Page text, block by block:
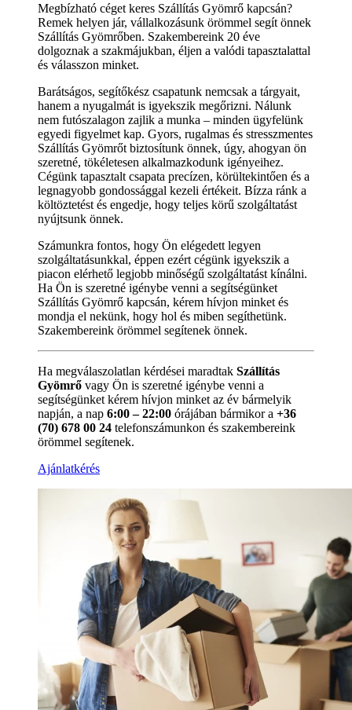
Megbízható céget keres Szállítás Gyömrő kapcsán?
Remek helyen jár, vállalkozásunk örömmel segít önnek
Szállítás Gyömrőben. Szakembereink 20 éve
dolgoznak a szakmájukban, éljen a valódi tapasztalattal
és válasszon minket.
Barátságos, segítőkész csapatunk nemcsak a tárgyait,
hanem a nyugalmát is igyekszik megőrizni. Nálunk
nem futószalagon zajlik a munka – minden ügyfelünk
egyedi figyelmet kap. Gyors, rugalmas és stresszmentes
Szállítás Gyömrőt biztosítunk önnek, úgy, ahogyan ön
szeretné, tökéletesen alkalmazkodunk igényeihez.
Cégünk tapasztalt csapata precízen, körültekintően és a
legnagyobb gondossággal kezeli értékeit. Bízza ránk a
költöztetést és engedje, hogy teljes körű szolgáltatást
nyújtsunk önnek.
Számunkra fontos, hogy Ön elégedett legyen
szolgáltatásunkkal, éppen ezért cégünk igyekszik a
piacon elérhető legjobb minőségű szolgáltatást kínálni.
Ha Ön is szeretné igénybe venni a segítségünket
Szállítás Gyömrő kapcsán, kérem hívjon minket és
mondja el nekünk, hogy hol és miben segíthetünk.
Szakembereink örömmel segítenek önnek.
Ha megválaszolatlan kérdései maradtak Szállítás
Gyömrő vagy Ön is szeretné igénybe venni a
segítségünket kérem hívjon minket az év bármelyik
napján, a nap 6:00 – 22:00 órájában bármikor a +36
(70) 678 00 24 telefonszámunkon és szakembereink
örömmel segítenek.
Ajánlatkérés